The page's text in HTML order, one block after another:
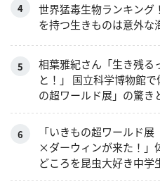
世界猛毒生物ランキン
を持つ生きものは意外な
相葉雅紀さん「生き残る
と！」 国立科学博物館
の超ワールド展」の驚き
「いきもの超ワールド
×ダーウィンが来た！」
どころを昆虫大好き中学